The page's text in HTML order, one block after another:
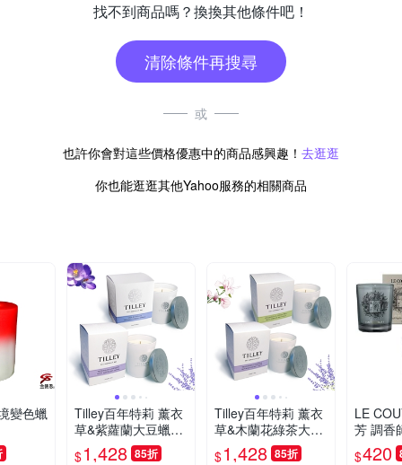
找不到商品嗎？換換其他條件吧！
清除條件再搜尋
或
也許你會對這些價格優惠中的商品感興趣！ 去逛逛
你也能逛逛其他Yahoo服務的相關商品
變色蠟
Tilley百年特莉 薰衣
草&紫蘿蘭大豆蠟燭
240g二入組
$1,428 85折
Tilley百年特莉 薰衣
草&木蘭花綠茶大豆
蠟燭 240g二入組
$1,428 85折
LE
芳 調香
氛蠟燭
$420